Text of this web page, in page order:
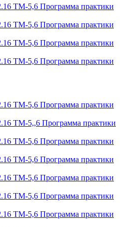
ТМ-5,6 Программа практики
ТМ-5,6 Программа практики
ТМ-5,6 Программа практики
ТМ-5,6 Программа практики
ТМ-5,6 Программа практики
ТМ-5,,6 Программа практики
ТМ-5,6 Программа практики
ТМ-5,6 Программа практики
ТМ-5,6 Программа практики
ТМ-5,6 Программа практики
ТМ-5,6 Программа практики